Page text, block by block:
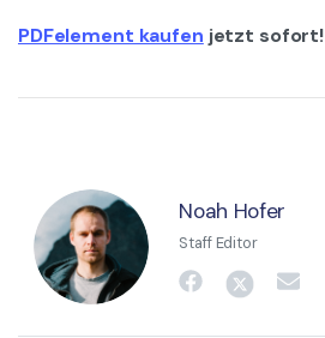
PDFelement kaufen jetzt sofort!
Noah Hofer
Staff Editor